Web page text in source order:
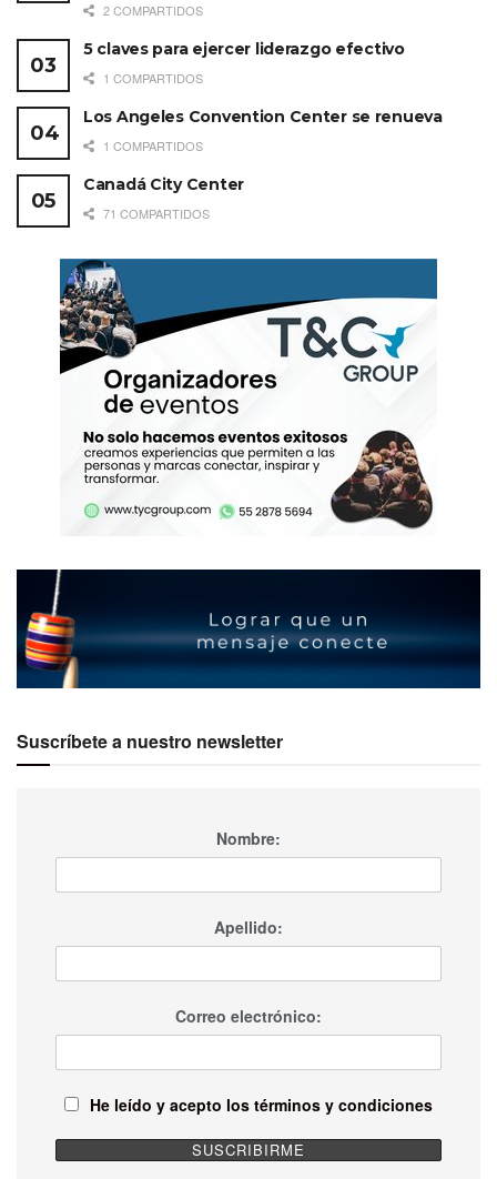
2 COMPARTIDOS
5 claves para ejercer liderazgo efectivo
1 COMPARTIDOS
Los Angeles Convention Center se renueva
1 COMPARTIDOS
Canadá City Center
71 COMPARTIDOS
Suscríbete a nuestro newsletter
Nombre:
Apellido:
Correo electrónico:
He leído y acepto los términos y condiciones